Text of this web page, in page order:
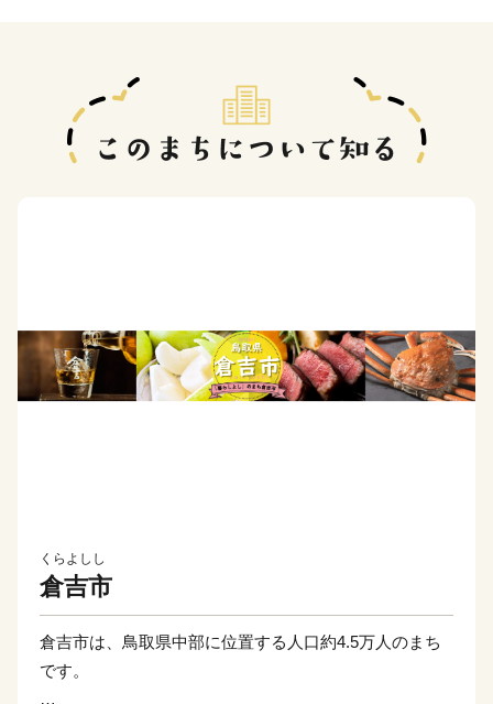
くらよしし
倉吉市
倉吉市は、鳥取県中部に位置する人口約4.5万人のまち
です。